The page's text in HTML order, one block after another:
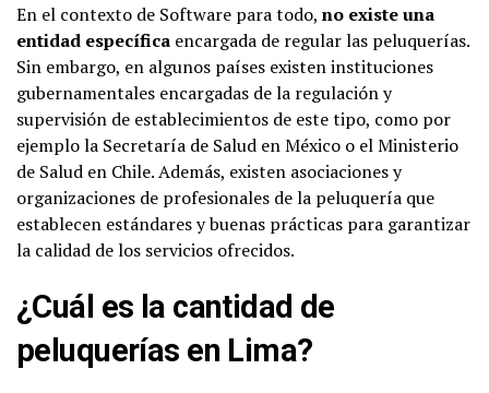
En el contexto de Software para todo, no existe una
entidad específica encargada de regular las peluquerías.
Sin embargo, en algunos países existen instituciones
gubernamentales encargadas de la regulación y
supervisión de establecimientos de este tipo, como por
ejemplo la Secretaría de Salud en México o el Ministerio
de Salud en Chile. Además, existen asociaciones y
organizaciones de profesionales de la peluquería que
establecen estándares y buenas prácticas para garantizar
la calidad de los servicios ofrecidos.
¿Cuál es la cantidad de
peluquerías en Lima?